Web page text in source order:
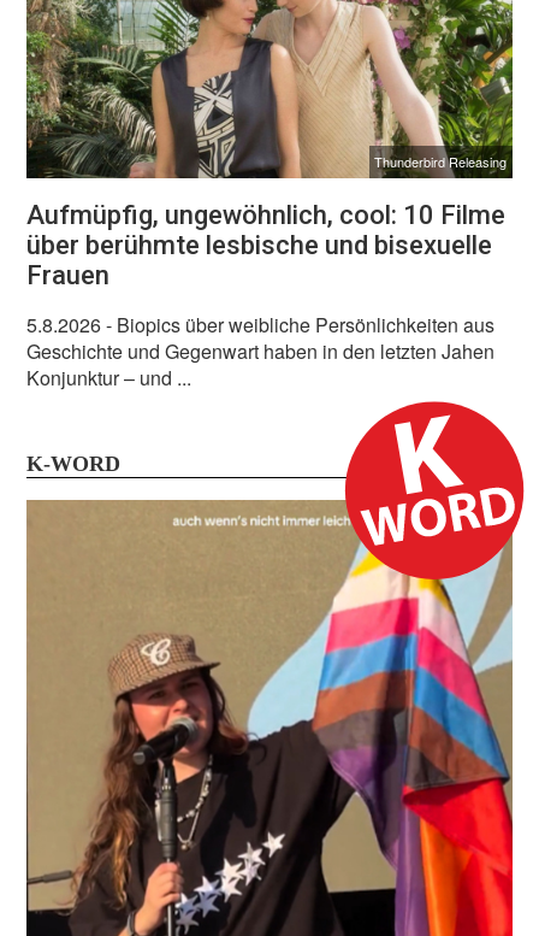
Thunderbird Releasing
Aufmüpfig, ungewöhnlich, cool: 10 Filme
über berühmte lesbische und bisexuelle
Frauen
5.8.2026- Biopics über weibliche Persönlichkeiten aus
Geschichte und Gegenwart haben in den letzten Jahen
Konjunktur – und ...
K-WORD